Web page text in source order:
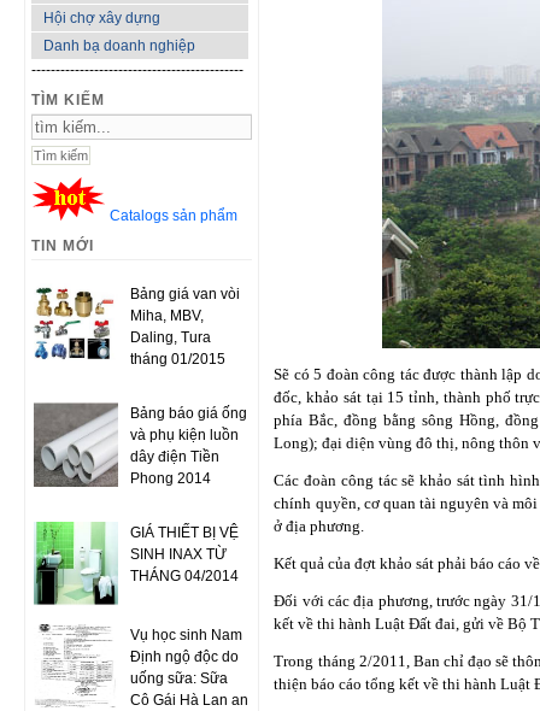
Hội chợ xây dựng
Danh bạ doanh nghiệp
--------------------------------------------
TÌM KIẾM
Catalogs sản phẩm
TIN MỚI
Bảng giá van vòi
Miha, MBV,
Daling, Tura
tháng 01/2015
Bảng báo giá ống
và phụ kiện luồn
dây điện Tiền
Phong 2014
GIÁ THIẾT BỊ VỆ
SINH INAX TỪ
THÁNG 04/2014
Vụ học sinh Nam
Định ngộ độc do
uống sữa: Sữa
Cô Gái Hà Lan an
Sẽ có 5 đoàn công tác được thành lập
đốc, khảo sát tại 15 tỉnh, thành phố
phía Bắc, đồng bằng sông Hồng,
Long); đại diện vùng đô thị, nông thôn
Các đoàn công tác sẽ khảo sát tình
chính quyền, cơ quan tài nguyên và
ở địa phương.
Kết quả của đợt khảo sát phải báo cáo
Đối với các địa phương, trước ngày 31/
kết về thi hành Luật Đất đai, gửi về Bộ
Trong tháng 2/2011, Ban chỉ đạo sẽ
thiện báo cáo tổng kết về thi hành